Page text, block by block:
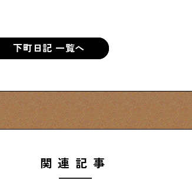
下町日記 一覧へ
関連記事